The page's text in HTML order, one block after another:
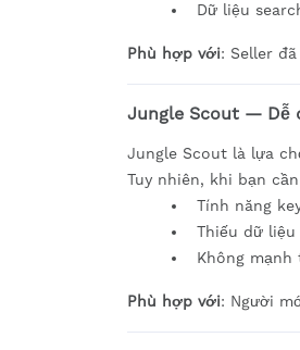
Dữ liệu
Phù hợp với: Seller
Jungle Scout — Dễ
Jungle Scout là lựa
Tuy nhiên, khi bạn
Tính năng
Thiếu dữ
Không
Phù hợp với: Người